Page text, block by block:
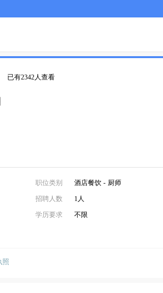
已有2342人查看
职位类别 酒店餐饮 - 厨师
招聘人数 1人
学历要求 不限
照